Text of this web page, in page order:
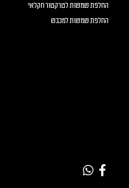
החלפת שמשות לטרקטור חקלאי
החלפת שמשות למכבש